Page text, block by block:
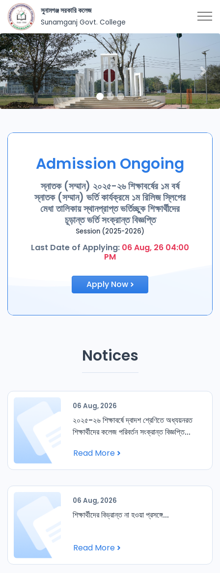
সুনামগঞ্জ সরকারি কলেজ
Sunamganj Govt. College
Previous Next
Admission Ongoing
স্নাতক (সম্মান) ২০২৫-২৬ শিক্ষাবর্ষের ১ম বর্ষ
স্নাতক (সম্মান) ভর্তি কার্যক্রমে ১ম রিলিজ স্লিপের
মেধা তালিকায় স্থানপ্রাপ্ত ভর্তিচ্ছুক শিক্ষার্থীদের
চূড়ান্ত ভর্তি সংক্রান্ত বিজ্ঞপ্তি
Session (2025-2026)
Last Date of Applying: 06 Aug, 26 04:00
PM
Apply Now
Notices
06 Aug, 2026
২০২৫-২৬ শিক্ষাবর্ষে দ্বাদশ শ্রেণিতে অধ্যয়নরত
শিক্ষার্থীদের কলেজ পরিবর্তন সংক্রান্ত বিজ্ঞপ্তি...
Read More
06 Aug, 2026
শিক্ষার্থীদের বিভ্রান্ত না হওয়া প্রসঙ্গে...
Read More